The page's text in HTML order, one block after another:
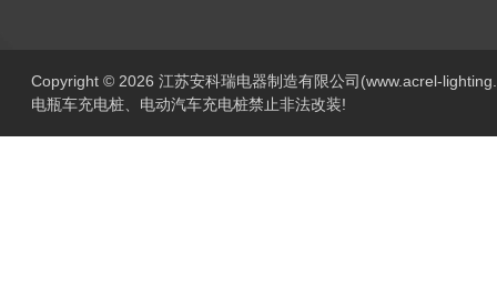
Copyright © 2026 江苏安科瑞电器制造有限公司(www.acrel-
电瓶车充电桩、电动汽车充电桩禁止非法改装!